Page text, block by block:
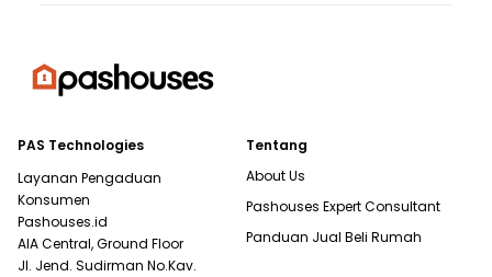
PAS Technologies
Layanan Pengaduan
Konsumen
Pashouses.id
AIA Central, Ground Floor
Jl. Jend. Sudirman No.Kav.
Tentang
About Us
Pashouses Expert Consultant
Panduan Jual Beli Rumah